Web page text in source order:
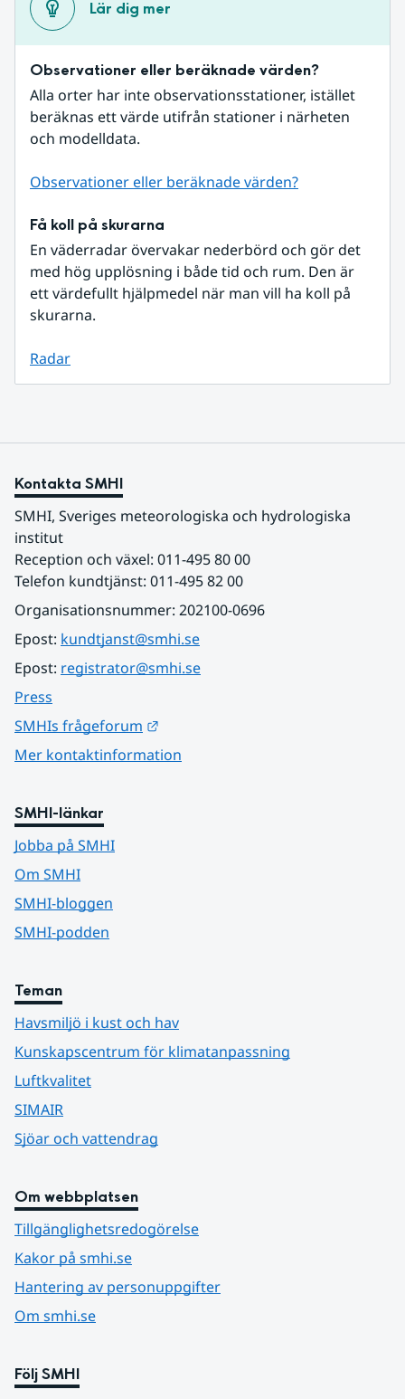
Lär dig mer
Observationer eller beräknade värden?
Alla orter har inte observationsstationer, istället
beräknas ett värde utifrån stationer i närheten
och modelldata.
Observationer eller beräknade värden?
Få koll på skurarna
En väderradar övervakar nederbörd och gör det
med hög upplösning i både tid och rum. Den är
ett värdefullt hjälpmedel när man vill ha koll på
skurarna.
Radar
Kontakta SMHI
SMHI, Sveriges meteorologiska och hydrologiska
institut
Reception och växel: 011-495 80 00
Telefon kundtjänst: 011-495 82 00
Organisationsnummer: 202100-0696
Epost: kundtjanst@smhi.se
Epost: registrator@smhi.se
Press
SMHIs frågeforum
Mer kontaktinformation
SMHI-länkar
Jobba på SMHI
Om SMHI
SMHI-bloggen
SMHI-podden
Teman
Havsmiljö i kust och hav
Kunskapscentrum för klimatanpassning
Luftkvalitet
SIMAIR
Sjöar och vattendrag
Om webbplatsen
Tillgänglighetsredogörelse
Kakor på smhi.se
Hantering av personuppgifter
Om smhi.se
Följ SMHI